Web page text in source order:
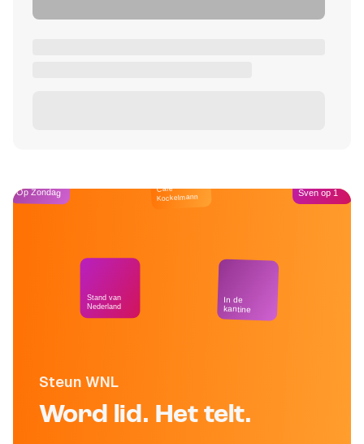
Steun WNL
Word lid. Het telt.
Op Zondag
Stand van
Nederland
Café
Kockelmann
In de
kantine
Sven op 1